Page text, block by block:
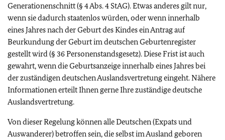
Generationenschnitt (§ 4 Abs. 4 StAG). Etwas anderes gilt nur,
wenn sie dadurch staatenlos würden, oder wenn innerhalb
eines Jahres nach der Geburt des Kindes ein Antrag auf
Beurkundung der Geburt im deutschen Geburtenregister
gestellt wird (§ 36 Personenstandsgesetz). Diese Frist ist auch
gewahrt, wenn die Geburtsanzeige innerhalb eines Jahres bei
der zuständigen deutschen Auslandsvertretung eingeht. Nähere
Informationen erteilt Ihnen gerne Ihre zuständige deutsche
Auslandsvertretung.
Von dieser Regelung können alle Deutschen (Expats und
Auswanderer) betroffen sein, die selbst im Ausland geboren